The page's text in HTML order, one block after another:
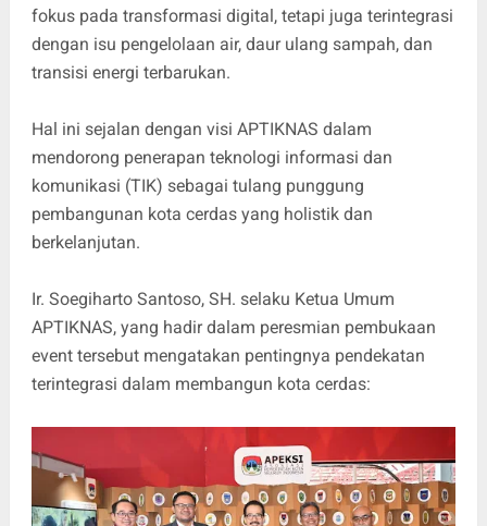
fokus pada transformasi digital, tetapi juga terintegrasi
dengan isu pengelolaan air, daur ulang sampah, dan
transisi energi terbarukan.
Hal ini sejalan dengan visi APTIKNAS dalam
mendorong penerapan teknologi informasi dan
komunikasi (TIK) sebagai tulang punggung
pembangunan kota cerdas yang holistik dan
berkelanjutan.
Ir. Soegiharto Santoso, SH. selaku Ketua Umum
APTIKNAS, yang hadir dalam peresmian pembukaan
event tersebut mengatakan pentingnya pendekatan
terintegrasi dalam membangun kota cerdas: